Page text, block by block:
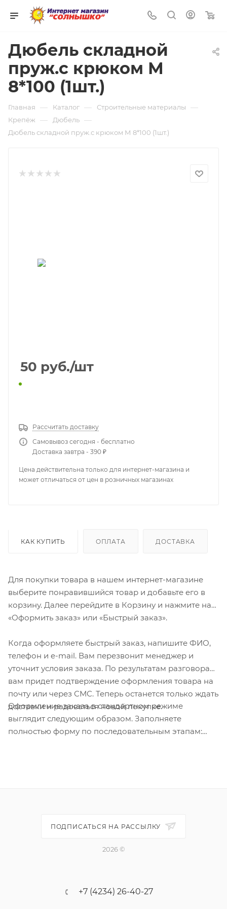
Дюбель складной
пруж.с крюком М
8*100 (1шт.)
Главная — Каталог — Строительные материалы —
Крепёж — Дюбель —
Дюбель складной пруж.с крюком М 8*100 (1шт.)
50 руб./шт
Рассчитать доставку
Самовывоз сегодня - бесплатно
Доставка завтра - 390 ₽
Цена действительна только для интернет-магазина и
может отличаться от цен в розничных магазинах
КАК КУПИТЬ ОПЛАТА ДОСТАВКА
Для покупки товара в нашем интернет-магазине
выберите понравившийся товар и добавьте его в
корзину. Далее перейдите в Корзину и нажмите на
«Оформить заказ» или «Быстрый заказ».
Когда оформляете быстрый заказ, напишите ФИО,
телефон и e-mail. Вам перезвонит менеджер и
уточнит условия заказа. По результатам разговора
вам придет подтверждение оформления товара на
почту или через СМС. Теперь останется только ждать
доставки и радоваться новой покупке.
Оформление заказа в стандартном режиме
выглядит следующим образом. Заполняете
полностью форму по последовательным этапам:
ПОДПИСАТЬСЯ НА РАССЫЛКУ
2026 ©
+7 (4234) 26-40-27